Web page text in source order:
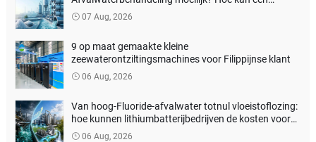
echtenulvloeistoflozing worden bereikt?
07 Aug, 2026
9 op maat gemaakte kleine
zeewaterontziltingsmachines voor Filippijnse klant
06 Aug, 2026
Van hoog-Fluoride-afvalwater totnul vloeistoflozing:
hoe kunnen lithiumbatterijbedrijven de kosten voor
milieubehandeling verlagen?
06 Aug, 2026